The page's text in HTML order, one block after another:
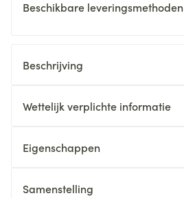
Beschikbare leveringsmethoden
Beschrijving
Wettelijk verplichte informatie
Eigenschappen
Samenstelling